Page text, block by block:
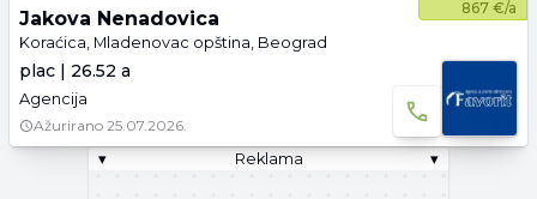
867 €/a
Jakova Nenadovica
Koraćica, Mladenovac opština, Beograd
plac | 26.52 a
Agencija
Ažurirano 25.07.2026.
▾
Reklama ▾